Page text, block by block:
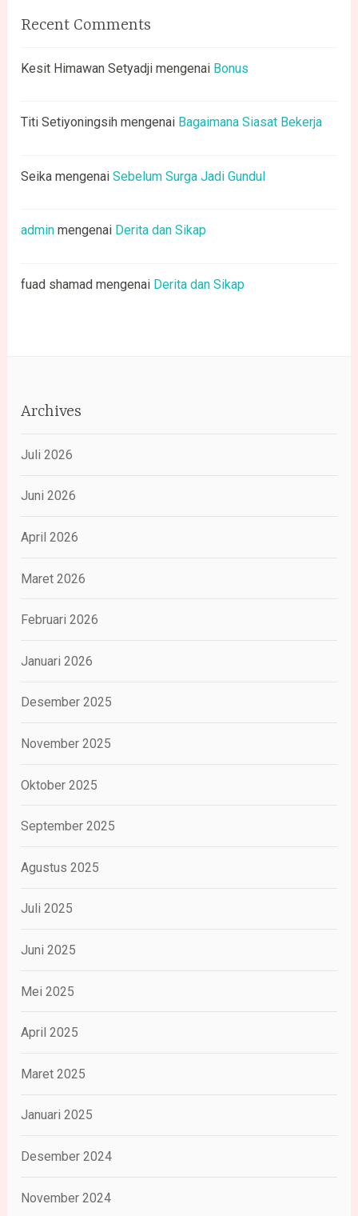
Recent Comments
Kesit Himawan Setyadji mengenai Bonus
Titi Setiyoningsih mengenai Bagaimana Siasat Bekerja
Seika mengenaiSebelum Surga Jadi Gundul
admin mengenai Derita dan Sikap
fuad shamad mengenai Derita dan Sikap
Archives
Juli 2026
Juni 2026
April 2026
Maret 2026
Februari 2026
Januari 2026
Desember 2025
November 2025
Oktober 2025
September 2025
Agustus 2025
Juli 2025
Juni 2025
Mei 2025
April 2025
Maret 2025
Januari 2025
Desember 2024
November 2024